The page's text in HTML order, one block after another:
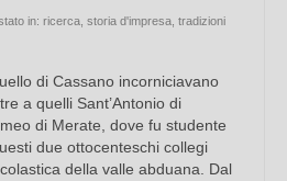
in: ricerca storia d'impresa tradizioni
di Cassano incorniciavano
a quelli Sant’Antonio di
di Merate, dove fu studente
due ottocenteschi collegi
della valle abduana. Dal